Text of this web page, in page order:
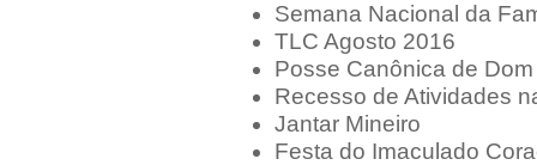
Semana Nacional da
TLC Agosto 2016
Posse Canônica de
Recesso de Atividades
Jantar Mineiro
Festa do Imaculado